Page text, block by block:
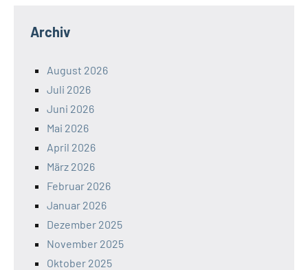
Archiv
August 2026
Juli 2026
Juni 2026
Mai 2026
April 2026
März 2026
Februar 2026
Januar 2026
Dezember 2025
November 2025
Oktober 2025